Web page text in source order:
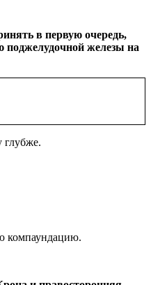
в первую очередь,
поджелудочной железы на
глубже.
компаундацию.